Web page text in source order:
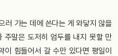
러 가는 데에 쓴다는 게 와닿지 않을
주말은 도저히 엄두를 내지 못할 만
이 힘들어서 갈 수만 있다면 평일이